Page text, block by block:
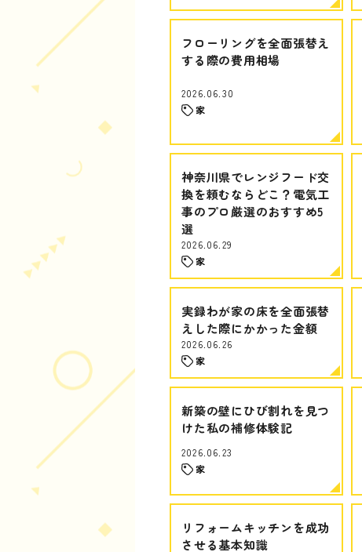
フローリングを全面張替え
する際の費用相場
2026.06.30
家
神奈川県でレンジフード交
換を頼むならどこ？電気工
事のプロ厳選のおすすめ5
選
2026.06.29
家
実録わが家の床を全面張替
えした際にかかった金額
2026.06.26
家
新築の壁にひび割れを見つ
けた私の補修体験記
2026.06.23
家
リフォームキッチンを成功
させる基本知識